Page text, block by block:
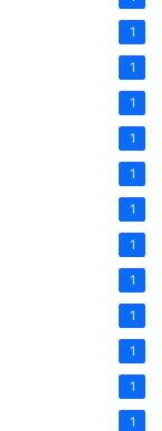
1
1
1
1
1
1
1
1
1
1
1
1